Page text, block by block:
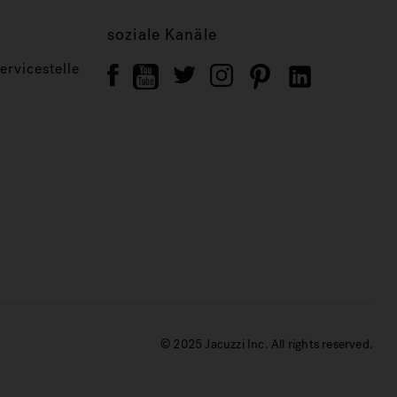
soziale Kanäle
© 2025 Jacuzzi Inc. All rights reserved.